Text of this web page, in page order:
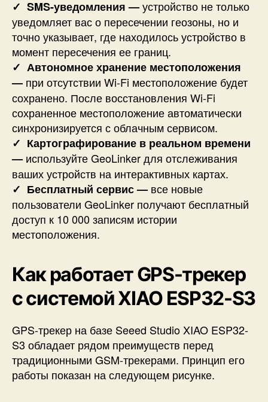
✓ SMS-уведомления —устройство не только
уведомляет вас о пересечении геозоны, но и
точно указывает, где находилось устройство в
момент пересечения ее границ.
✓ Автономное хранение местоположения
— при отсутствии Wi-Fi местоположение будет
сохранено. После восстановления Wi-Fi
сохраненное местоположение автоматически
синхронизируется с облачным сервисом.
✓ Картографирование в реальном времени
— используйте GeoLinker для отслеживания
ваших устройств на интерактивных картах.
✓ Бесплатный сервис — все новые
пользователи GeoLinker получают бесплатный
доступ к 10 000 записям истории
местоположения.
Как работает GPS-трекер
с системой XIAO ESP32-S3
GPS-трекер на базе Seeed Studio XIAO ESP32-
S3 обладает рядом преимуществ перед
традиционными GSM-трекерами. Принцип его
работы показан на следующем рисунке.